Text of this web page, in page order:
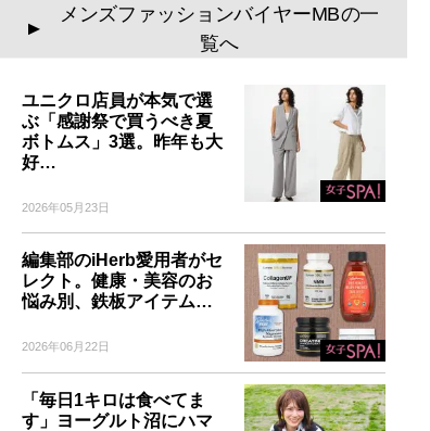
誰も言葉にできなかった
「男のおしゃれ」の決定
のコーディネート・80スタ
イルを追加収録！
記事一覧へ
▲
メンズファッションバイヤーMBの一
覧へ
ユニクロ店員が本気で選
ぶ「感謝祭で買うべき夏
ボトムス」3選。昨年も大
好…
2026年05月23日
編集部のiHerb愛用者がセ
レクト。健康・美容のお
悩み別、鉄板アイテム…
2026年06月22日
「毎日1キロは食べてま
す」ヨーグルト沼にハマ